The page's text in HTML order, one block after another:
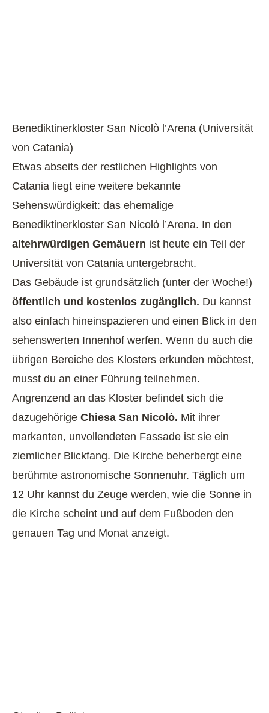
Benediktinerkloster San Nicolò l’Arena (Universität
von Catania)
Etwas abseits der restlichen Highlights von
Catania liegt eine weitere bekannte
Sehenswürdigkeit: das ehemalige
Benediktinerkloster San Nicolò l’Arena. In den
altehrwürdigen Gemäuern ist heute ein Teil der
Universität von Catania untergebracht.
Das Gebäude ist grundsätzlich (unter der Woche!)
öffentlich und kostenlos zugänglich. Du kannst
also einfach hineinspazieren und einen Blick in den
sehenswerten Innenhof werfen. Wenn du auch die
übrigen Bereiche des Klosters erkunden möchtest,
musst du an einer Führung teilnehmen.
Angrenzend an das Kloster befindet sich die
dazugehörige Chiesa San Nicolò. Mit ihrer
markanten, unvollendeten Fassade ist sie ein
ziemlicher Blickfang. Die Kirche beherbergt eine
berühmte astronomische Sonnenuhr. Täglich um
12 Uhr kannst du Zeuge werden, wie die Sonne in
die Kirche scheint und auf dem Fußboden den
genauen Tag und Monat anzeigt.